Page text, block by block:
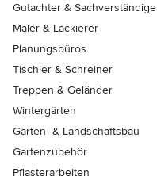
Gutachter & Sachverständige
Maler & Lackierer
Planungsbüros
Tischler & Schreiner
Treppen & Geländer
Wintergärten
Garten- & Landschaftsbau
Gartenzubehör
Pflasterarbeiten